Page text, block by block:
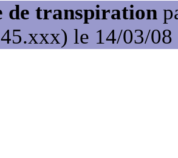
de transpiration
le 14/03/08